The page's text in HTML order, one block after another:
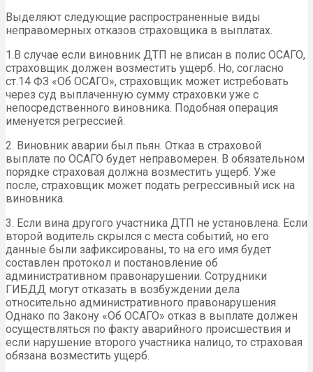
Выделяют следующие распространенные виды
неправомерных отказов страховщика в выплатах.
1.В случае если виновник ДТП не вписан в полис ОСАГО,
страховщик должен возместить ущерб. Но, согласно
ст.14 ФЗ «Об ОСАГО», страховщик может истребовать
через суд выплаченную сумму страховки уже с
непосредственного виновника. Подобная операция
именуется регрессией.
2. Виновник аварии был пьян. Отказ в страховой
выплате по ОСАГО будет неправомерен. В обязательном
порядке страховая должна возместить ущерб. Уже
после, страховщик может подать регрессивный иск на
виновника.
3. Если вина другого участника ДТП не установлена. Если
второй водитель скрылся с места событий, но его
данные были зафиксированы, то на его имя будет
составлен протокол и постановление об
административном правонарушении. Сотрудники
ГИБДД могут отказать в возбуждении дела
относительно административного правонарушения.
Однако по Закону «Об ОСАГО» отказ в выплате должен
осуществляться по факту аварийного происшествия и
если нарушение второго участника налицо, то страховая
обязана возместить ущерб.